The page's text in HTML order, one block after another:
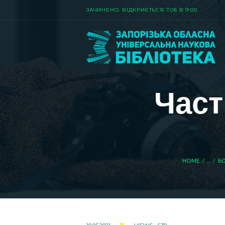
ЗАЧИНЕНО. ВIДКРИЄТЬСЯ 7.08 В 9:00
HOME